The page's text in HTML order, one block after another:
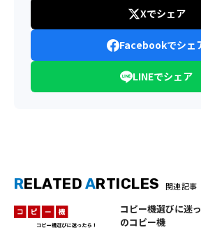
Xでシェア
Facebookでシェ
LINEでシェア
RELATED ARTICLES 関連記事
コピー機選びに迷
のコピー機